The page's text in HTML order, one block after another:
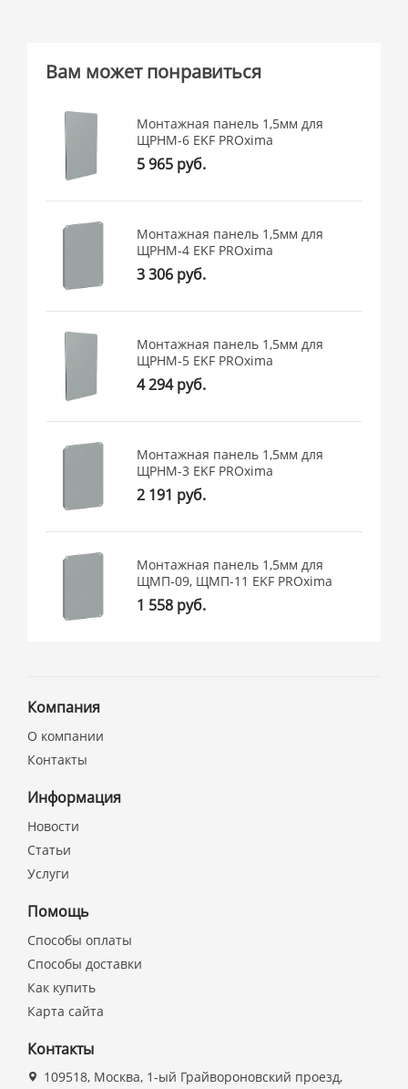
Вам может понравиться
Монтажная панель 1,5мм для
ЩРНМ-6 EKF PROxima
5 965 руб.
Монтажная панель 1,5мм для
ЩРНМ-4 EKF PROxima
3 306 руб.
Монтажная панель 1,5мм для
ЩРНМ-5 EKF PROxima
4 294 руб.
Монтажная панель 1,5мм для
ЩРНМ-3 EKF PROxima
2 191 руб.
Монтажная панель 1,5мм для
ЩМП-09, ЩМП-11 EKF PROxima
1 558 руб.
Компания
О компании
Контакты
Информация
Новости
Статьи
Услуги
Помощь
Способы оплаты
Способы доставки
Как купить
Карта сайта
Контакты
109518, Москва, 1-ый Грайвороновский проезд,